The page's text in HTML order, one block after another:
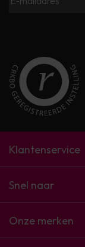
Klantenservice
Snel naar
Onze merken